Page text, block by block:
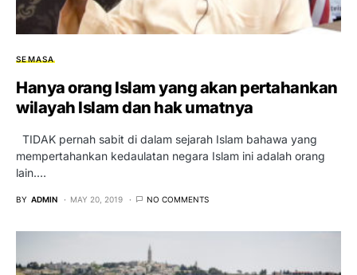
SEMASA
Hanya orang Islam yang akan pertahankan
wilayah Islam dan hak umatnya
TIDAK pernah sabit di dalam sejarah Islam bahawa yang
mempertahankan kedaulatan negara Islam ini adalah orang
lain.…
BY ADMIN MAY 20, 2019 NO COMMENTS